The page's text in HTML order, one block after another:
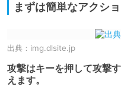
まずは簡単なアクショ
出典： img.dlsite.jp
攻撃はキーを押して攻撃
えます。